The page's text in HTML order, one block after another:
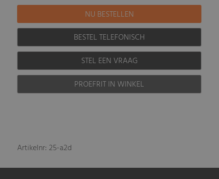
BESTEL TELEFONISCH
STEL EEN VRAAG
PROEFRIT IN WINKEL
Artikelnr: 25-a2d